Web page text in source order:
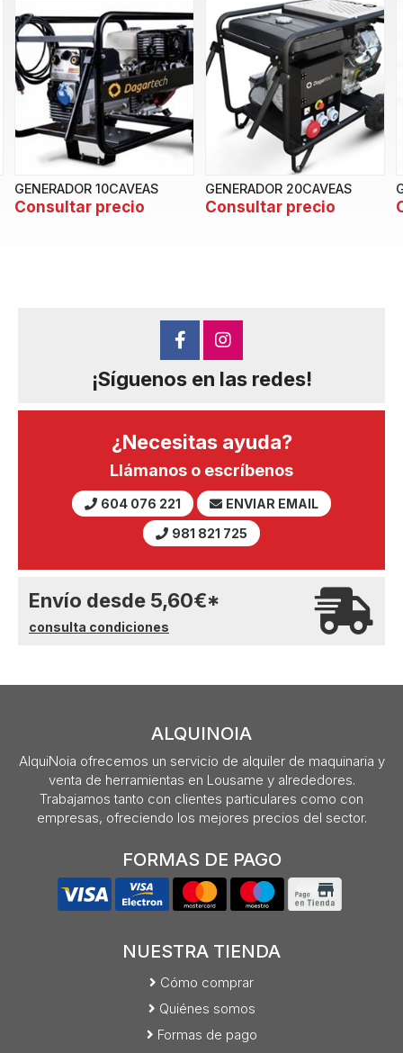
GENERADOR 10CAVEAS
Consultar precio
GENERADOR 20CAVEAS
Consultar precio
¡Síguenos en las redes!
¿Necesitas ayuda?
Llámanos o escríbenos
604 076 221
ENVIAR EMAIL
981 821 725
Envío desde 5,60€*
consulta condiciones
ALQUINOIA
AlquiNoia ofrecemos un servicio de alquiler de maquinaria y
venta de herramientas en Lousame y alrededores.
Trabajamos tanto con clientes particulares como con
empresas, ofreciendo los mejores precios del sector.
FORMAS DE PAGO
NUESTRA TIENDA
Cómo comprar
Quiénes somos
Formas de pago